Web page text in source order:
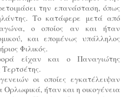
την επανάσταση, όπως
Το κατάφερε μετά από
ο οποίος αν και ήταν
και επομένως υπάλληλος
Φιλικός.
είχαν και ο Παναγιώτης
οι οποίες εγκατέλειψαν
ήταν και η οικογένεια